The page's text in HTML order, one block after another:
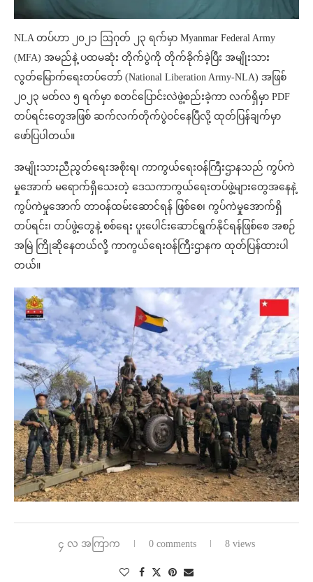
NLA တပ်ဟာ ၂၀၂၁ ဩဂုတ် ၂၃ ရက်မှာ Myanmar Federal Army
(MFA) အမည်နဲ့ ပထမဆုံး တိုက်ပွဲကို တိုက်ခိုက်ခဲ့ပြီး အမျိုးသား
လွတ်မြောက်ရေးတပ်တော် (National Liberation Army-NLA) အဖြစ်
၂၀၂၃ မတ်လ ၅ ရက်မှာ စတင်ပြောင်းလဲဖွဲ့စည်းခဲ့ကာ လက်ရှိမှာ PDF
တပ်ရင်းတွေအဖြစ် ဆက်လက်တိုက်ပွဲဝင်နေပြီလို့ ထုတ်ပြန်ချက်မှာ
ဖော်ပြပါတယ်။
အမျိုးသားညီညွတ်ရေးအစိုးရ၊ ကာကွယ်ရေးဝန်ကြီးဌာနသည် ကွပ်ကဲ
မှု‌အောက် မရောက်ရှိသေးတဲ့ ဒေသကာကွယ်ရေးတပ်ဖွဲ့များတွေအနေနဲ့
ကွပ်ကဲမှု‌အောက် တာဝန်ထမ်းဆောင်ရန် ဖြစ်‌စေ၊ ကွပ်ကဲမှုအောက်ရှိ
တပ်ရင်း၊ တပ်ဖွဲ့တွေနဲ့ စစ်ရေး ပူးပေါင်းဆောင်ရွက်နိုင်ရန်ဖြစ်‌စေ အစဉ်
အမြဲ ကြိုဆိုနေတယ်လို့ ကာကွယ်ရေးဝန်ကြီးဌာနက ထုတ်ပြန်ထားပါ
တယ်။
၄ လ အကြာက 0 comments 8 views